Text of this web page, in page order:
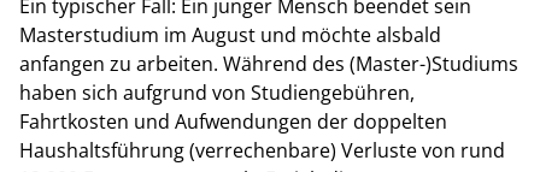
Ein typischer Fall: Ein junger Mensch beendet sein
Masterstudium im August und möchte alsbald
anfangen zu arbeiten. Während des (Master-)Studiums
haben sich aufgrund von Studiengebühren,
Fahrtkosten und Aufwendungen der doppelten
Haushaltsführung (verrechenbare) Verluste von rund